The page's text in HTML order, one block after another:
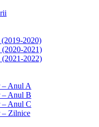
2020)
2021)
2022)
– Anul A
– Anul B
– Anul C
– Zilnice